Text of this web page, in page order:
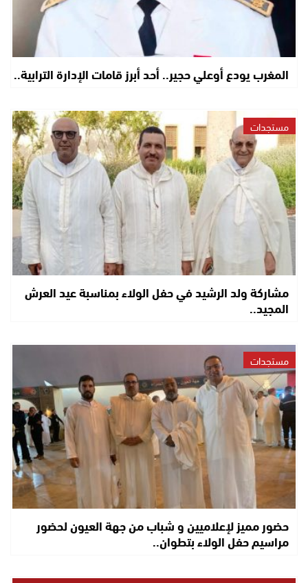
المغرب يودع أوعلي حجير.. أحد أبرز قامات الإدارة الترابية..
مستجدات
مشاركة ولد الرشيد في حفل الولاء بمناسبة عيد العرش
المجيد..
مستجدات
حضور مميز لإعلاميين و شباب من جهة العيون لحضور
مراسيم حفل الولاء بتطوان..